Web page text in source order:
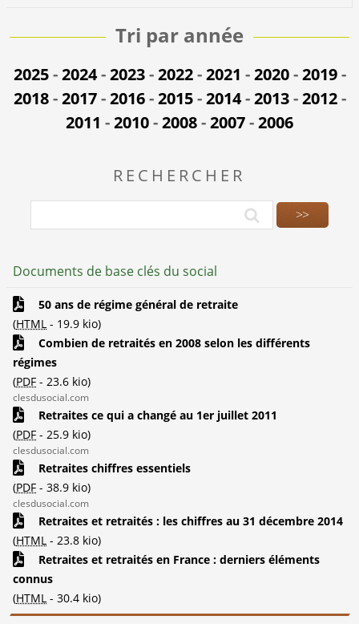
Tri par année
2025-2024-2023-2022-2021 -2020-2019-
2018-2017-2016-2015-2014-2013-2012-
2011 -2010-2008-2007-2006
RECHERCHER
Documents de base clés du social
50 ans de régime général de retraite
(HTML - 19.9 kio)
Combien de retraités en 2008 selon les différents
régimes
(PDF - 23.6 kio)
clesdusocial.com
Retraites ce qui a changé au 1er juillet 2011
(PDF - 25.9 kio)
clesdusocial.com
Retraites chiffres essentiels
(PDF - 38.9 kio)
clesdusocial.com
Retraites et retraités : les chiffres au 31 décembre 2014
(HTML - 23.8 kio)
Retraites et retraités en France : derniers éléments
connus
(HTML - 30.4 kio)